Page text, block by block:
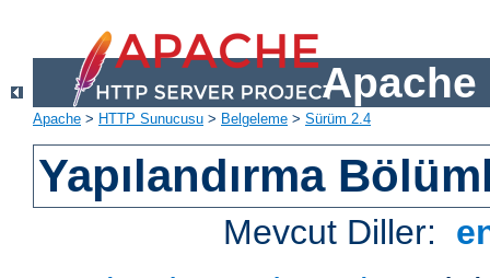
Apache
Apache > HTTP Sunucusu > Belgeleme > Sürüm 2.4
Yapılandırma
Mevcut Diller: